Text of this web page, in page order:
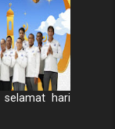
selamat hari